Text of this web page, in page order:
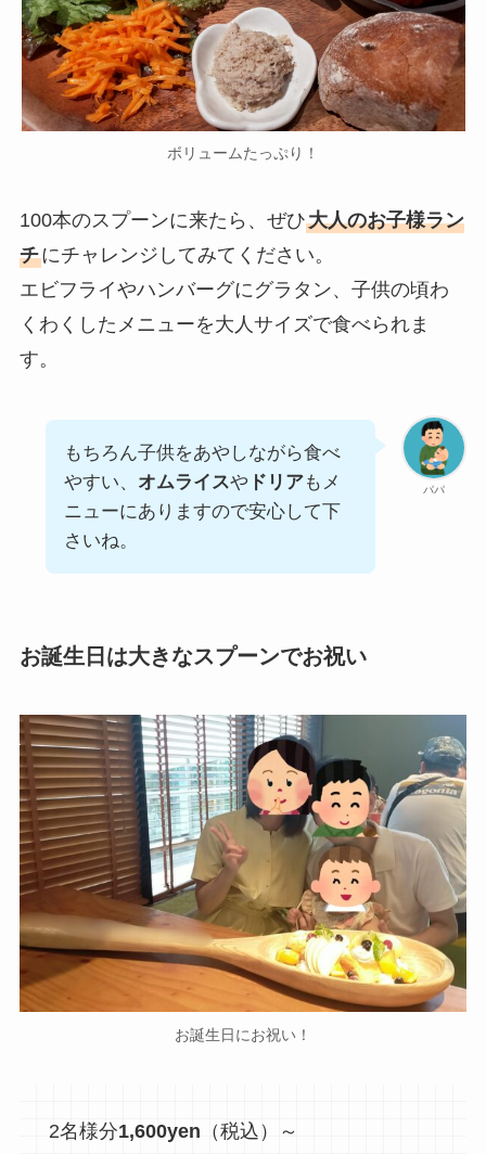
ボリュームたっぷり！
100本のスプーンに来たら、ぜひ大人のお子様ラン
チにチャレンジしてみてください。
エビフライやハンバーグにグラタン、子供の頃わ
くわくしたメニューを大人サイズで食べられま
す。
パパ
もちろん子供をあやしながら食べ
やすい、 オムライスや ドリアもメ
ニューにありますので安心して下
さいね。
お誕生日は大きなスプーンでお祝い
お誕生日にお祝い！
2名様分1,600yen （税込）～